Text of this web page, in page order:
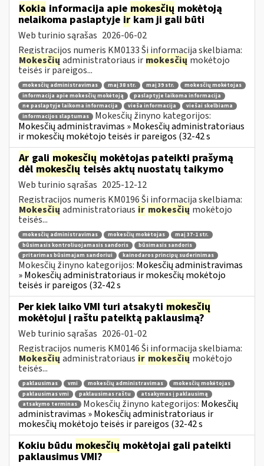
Kokia informacija apie mokesčių mokėtoją
nelaikoma paslaptyje irkam ji gali būti
Web turinio sąrašas 2026-06-02
Registracijos numeris KM0133 Ši informacija skelbiama:
Mokesčių administratoriaus ir mokesčių mokėtojo
teisės ir pareigos...
mokesčių administravimas maį 38 str. maį 39 str.
mokesčių mokėtojas
informacija apie mokesčių mokėtoją
paslaptyje laikoma informacija
ne paslaptyje laikoma informacija
vieša informacija
viešai skelbiama
informacijos slaptumas
Mokesčių žinyno kategorijos:
Mokesčių administravimas » Mokesčių administratoriaus
ir mokesčių mokėtojo teisės ir pareigos (32-42 s
Ar gali mokesčių mokėtojas pateikti prašymą
dėl mokesčiųteisės aktų nuostatų taikymo
Web turinio sąrašas 2025-12-12
Registracijos numeris KM0196 Ši informacija skelbiama:
Mokesčių administratoriaus ir mokesčių mokėtojo
teisės...
mokesčių administravimas mokesčių mokėtojas
maį 37-1 str.
būsimasis kontroliuojamasis sandoris
būsimasis sandoris
pritarimas būsimajam sandoriui
kainodaros principų suderinimas
Mokesčių žinyno kategorijos: Mokesčių administravimas
» Mokesčių administratoriaus ir mokesčių mokėtojo
teisės ir pareigos (32-42 s
Per kiek laiko VMI turi atsakyti mokesčių
mokėtojui į raštu pateiktą paklausimą?
Web turinio sąrašas 2026-01-02
Registracijos numeris KM0146 Ši informacija skelbiama:
Mokesčių administratoriaus ir mokesčių mokėtojo
teisės...
paklausimas vmi mokesčių administravimas
mokesčių mokėtojas
paklausimas vmi
paklausimas raštu
atsakymas į paklausimą
atsakymo terminas
Mokesčių žinyno kategorijos: Mokesčių
administravimas » Mokesčių administratoriaus ir
mokesčių mokėtojo teisės ir pareigos (32-42 s
Kokiu būdu mokesčių mokėtojai gali pateikti
paklausimus VMI?